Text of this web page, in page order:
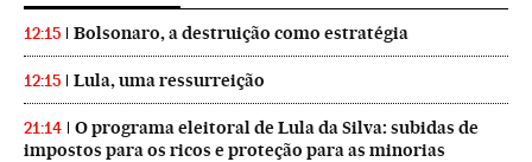
12:15 Bolsonaro, a destruição como estratégia
12:15 Lula, uma ressurreição
21:14
O programa eleitoral de Lula da Silva: subidas de
impostos para os ricos e proteção para as minorias